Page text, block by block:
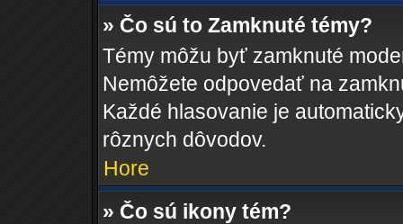
» Čo sú to Zamknuté témy?
Témy môžu byť zamknuté
Nemôžete odpovedať na
Každé hlasovanie je
rôznych dôvodov.
Hore
» Čo sú ikony tém?